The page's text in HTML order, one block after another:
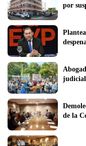
por
judicial
de la